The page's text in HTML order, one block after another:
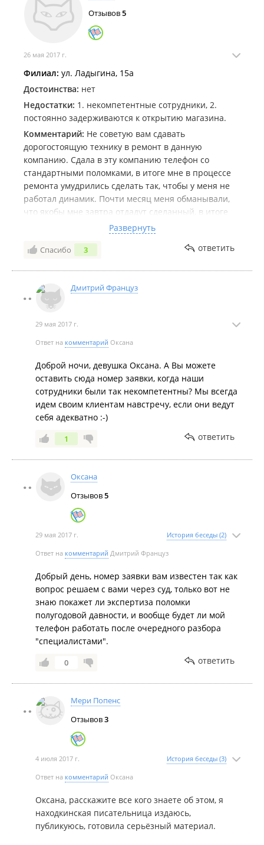
Отзывов5
26 мая 2017 г.
Филиал: ул. Ладыгина, 15а
Достоинства: нет
Недостатки: 1. некомпетентные сотрудники, 2.
постоянно задерживаются к открытию магазина.
Комментарий: Не советую вам сдавать
дорогостоящую технику в ремонт в данную
компанию. Сдала в эту компанию телефон со
стандартными поломками, в итоге мне в процессе
ремонта умудрились сделать так, чтобы у меня не
работал динамик. Почти месяц меня обманывали,
что якобы мне завтра отдадут сделанный, в итоге
так и не сделали, и мне пришлось платить деньги в
другом сервисе, чтобы мне телефон превратили в
рабочий. Сотрудники компании конечно же заявили
даже не могут устранить причину поломки и зачем
они вообще занимаются ремонтом телефонов не
Развернуть
Спасибо 3 ответить
Дмитрий Француз
29 мая 2017 г.
Ответ на комментарий Оксана
Доброй ночи, девушка Оксана. А Вы можете
оставить сюда номер заявки, когда наши
сотрудники были так некомпетентны? Мы всегда
идем своим клиентам навстречу, если они ведут
себя адекватно :-)
1 ответить
Оксана
Отзывов5
29 мая 2017 г. История беседы (2)
Ответ на комментарий Дмитрий Француз
Добрый день, номер заявки вам известен так как
вопрос решаем с вами через суд, только вот не
знаю покажет ли экспертиза поломки
полугодовой давности, и вообще будет ли мой
телефон работать после очередного разбора
"специалистами".
0 ответить
Мери Попенс
Отзывов3
4 июля 2017 г. История беседы (3)
Ответ на комментарий Оксана
Оксана, расскажите все кого знаете об этом, я
находкинская писательница издаюсь,
публикуюсь, готовила серьёзный материал.